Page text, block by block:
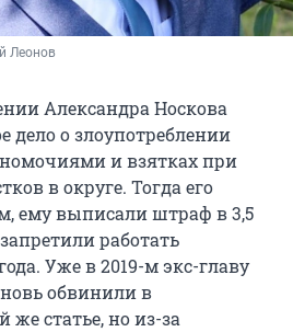
Леонов
Александра Носкова
дело о злоупотреблении
и взятках при
в округе. Тогда его
ему выписали штраф в 3,5
работать
Уже в 2019-м экс-главу
обвинили в
же статье, но из-за